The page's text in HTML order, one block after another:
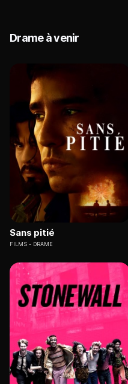
Drame à venir
Sans pitié
FILMS DRAME